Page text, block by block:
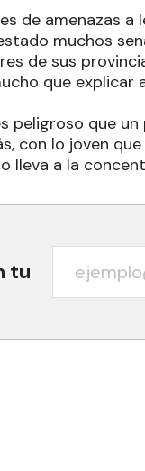
de amenazas
muchos
de sus
que explicar
peligroso que
con lo joven
lleva a la
tu